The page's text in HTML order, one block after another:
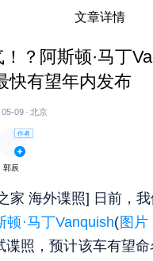
文章详情
？阿斯顿·马丁
快有望年内发布
05-09 · 北京
作者
郭辰
家 海外谍照] 日前，
顿·马丁Vanquish( 图片
谍照，预计该车有望命